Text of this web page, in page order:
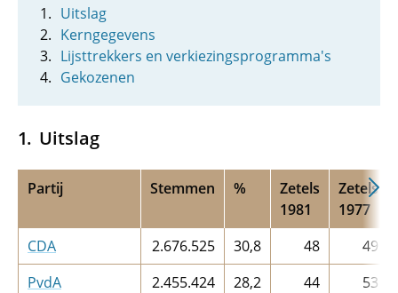
Uitslag
Kerngegevens
Lijsttrekkers en verkiezingsprogramma's
Gekozenen
Uitslag
Partij Stemmen %
Zetels
1981
Zetels
1977
CDA 2.676.525 30,8 48
49
PvdA
2.455.424 28,2 44
53